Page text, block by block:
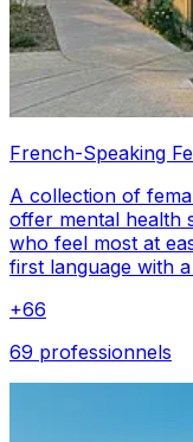
French-Speaking
A collection of
offer mental health
who feel most at
first language with
+66
69 professionnels